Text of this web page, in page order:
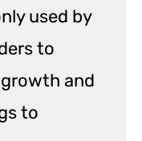
used by
to
and
to